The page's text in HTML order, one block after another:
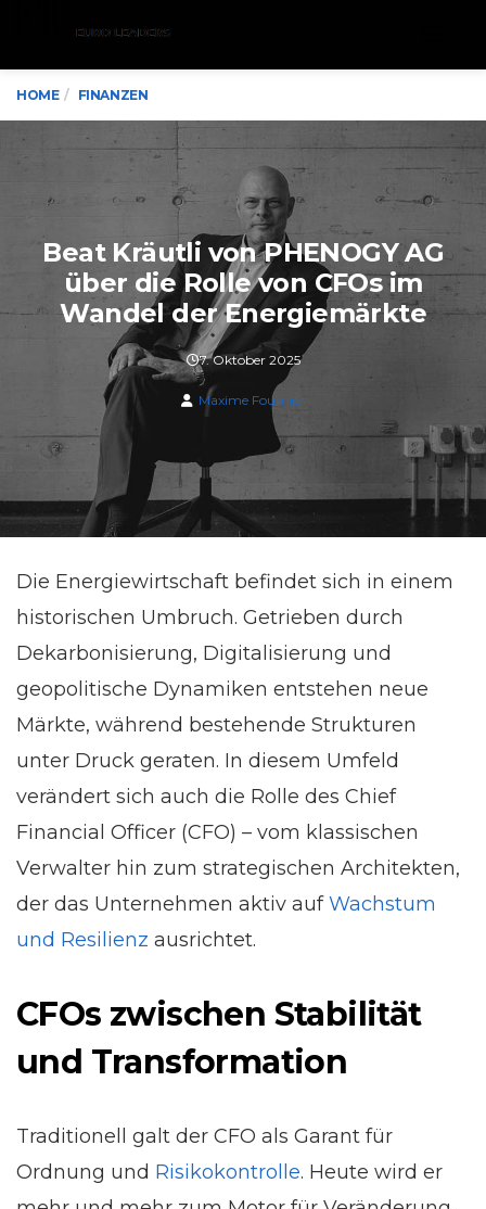
HOME FINANZEN
Beat Kräutli von PHENOGY AG
über die Rolle von CFOs im
Wandel der Energiemärkte
7. Oktober 2025
Maxime Fournier
Die Energiewirtschaft befindet sich in einem
historischen Umbruch. Getrieben durch
Dekarbonisierung, Digitalisierung und
geopolitische Dynamiken entstehen neue
Märkte, während bestehende Strukturen
unter Druck geraten. In diesem Umfeld
verändert sich auch die Rolle des Chief
Financial Officer (CFO) – vom klassischen
Verwalter hin zum strategischen Architekten,
der das Unternehmen aktiv aufWachstum
und Resilienz ausrichtet.
CFOs zwischen Stabilität
und Transformation
Traditionell galt der CFO als Garant für
Ordnung und Risikokontrolle. Heute wird er